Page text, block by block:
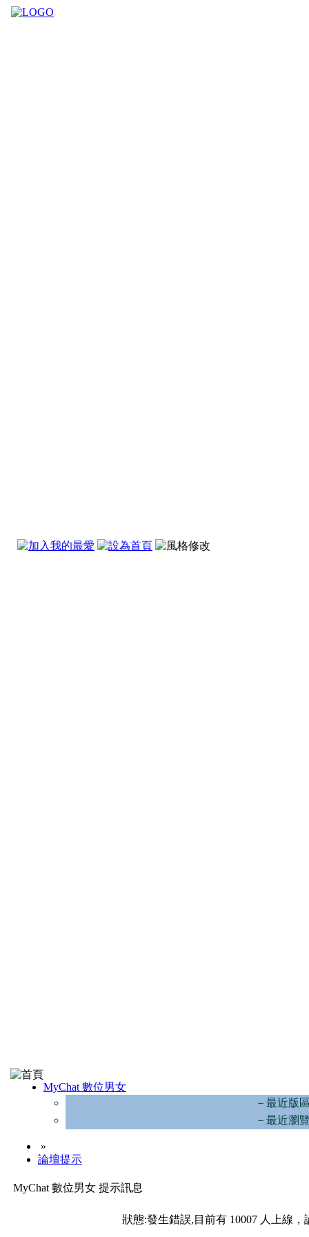
MyChat 數位男女
－最近版
－最近瀏
»
論壇提示
MyChat 數位男女 提示訊息
狀態:發生錯誤,目前有 10007 人上線